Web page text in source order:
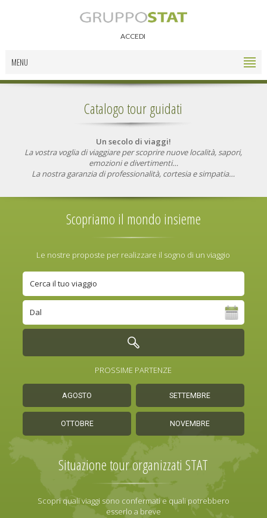
ACCEDI
MENU
Catalogo tour guidati
Un secolo di viaggi!
La vostra voglia di viaggiare per scoprire nuove località, sapori,
emozioni e divertimenti…
La nostra garanzia di professionalità, cortesia e simpatia…
Scopriamo il mondo insieme
Le nostre proposte per realizzare il sogno di un viaggio
PROSSIME PARTENZE
AGOSTO SETTEMBRE
OTTOBRE NOVEMBRE
Situazione tour organizzati STAT
Scopri quali viaggi sono confermati e quali potrebbero
esserlo a breve